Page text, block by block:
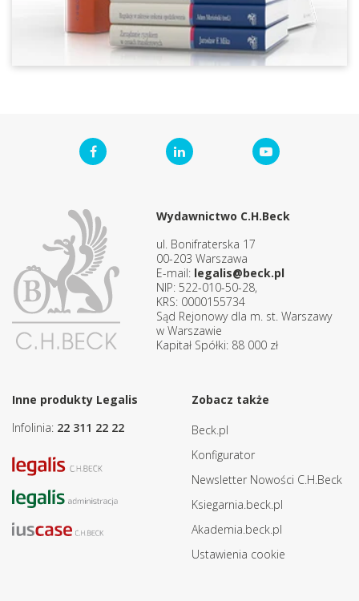
Wydawnictwo C.H.Beck
ul. Bonifraterska 17
00-203 Warszawa
E-mail: legalis@beck.pl
NIP: 522-010-50-28,
KRS: 0000155734
Sąd Rejonowy dla m. st. Warszawy
w Warszawie
Kapitał Spółki: 88 000 zł
Inne produkty Legalis
Infolinia: 22 311 22 22
Zobacz także
Beck.pl
Konfigurator
Newsletter Nowości C.H.Beck
Ksiegarnia.beck.pl
Akademia.beck.pl
Ustawienia cookie